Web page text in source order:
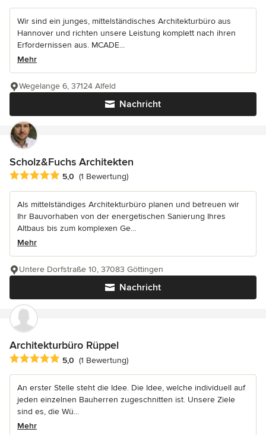
Wir sind ein junges, mittelständisches Architekturbüro aus
Hannover und richten unsere Leistung komplett nach ihren
Erfordernissen aus. MCADE...
Mehr
Nachricht
Wegelange 6, 37124 Alfeld
Scholz&Fuchs Architekten
Durchschnittliche Bewertung: 5 von 5 Sternen
5,0 (1 Bewertung)
Als mittelständiges Architekturbüro planen und betreuen wir
Ihr Bauvorhaben von der energetischen Sanierung Ihres
Altbaus bis zum komplexen Ge...
Mehr
Nachricht
Untere Dorfstraße 10, 37083 Göttingen
Architekturbüro Rüppel
Durchschnittliche Bewertung: 5 von 5 Sternen
5,0 (1 Bewertung)
An erster Stelle steht die Idee. Die Idee, welche individuell auf
jeden einzelnen Bauherren zugeschnitten ist. Unsere Ziele
sind es, die Wü...
Mehr